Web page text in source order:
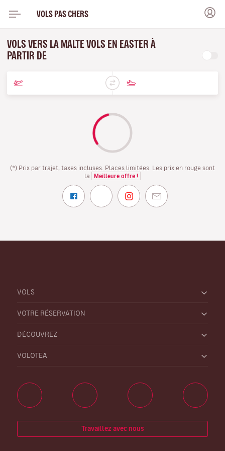
VOLS PAS CHERS
VOLS VERS LA MALTE VOLS EN EASTER À
PARTIR DE
(*) Prix par trajet, taxes incluses. Places limitées. Les prix en rouge sont
la
Meilleure offre !
VOLS
VOTRE RÉSERVATION
DÉCOUVREZ
VOLOTEA
Travaillez avec nous